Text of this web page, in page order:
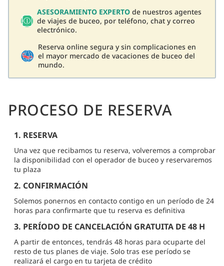
ASESORAMIENTO EXPERTO de nuestros agentes
de viajes de buceo, por teléfono, chat y correo
electrónico.
Reserva online segura y sin complicaciones en
el mayor mercado de vacaciones de buceo del
mundo.
PROCESO DE RESERVA
1. RESERVA
Una vez que recibamos tu reserva, volveremos a comprobar
la disponibilidad con el operador de buceo y reservaremos
tu plaza
2. CONFIRMACIÓN
Solemos ponernos en contacto contigo en un período de 24
horas para confirmarte que tu reserva es definitiva
3. PERÍODO DE CANCELACIÓN GRATUITA DE 48 H
A partir de entonces, tendrás 48 horas para ocuparte del
resto de tus planes de viaje. Solo tras ese período se
realizará el cargo en tu tarjeta de crédito